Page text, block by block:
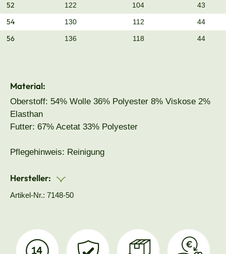
52 122 104 43
54 130 112 44
56 136 118 44
Material:
Oberstoff: 54% Wolle 36% Polyester 8% Viskose 2%
Elasthan
Futter: 67% Acetat 33% Polyester
Pflegehinweis: Reinigung
Hersteller:
Artikel-Nr.: 7148-50